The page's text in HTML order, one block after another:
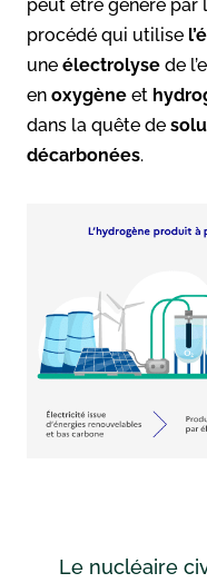
peut être généré par
procédé qui utilise
une électrolyse de
en oxygène et
dans la quête de
décarbonées.
Le nucléaire